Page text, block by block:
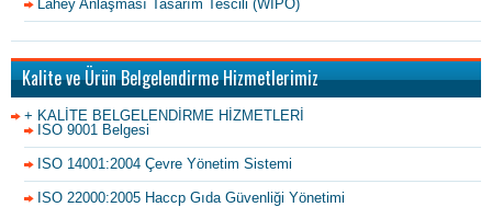
Lahey Anlaşması Tasarım Tescili (WIPO)
Kalite ve Ürün Belgelendirme Hizmetlerimiz
+ KALİTE BELGELENDİRME HİZMETLERİ
ISO 9001 Belgesi
ISO 14001:2004 Çevre Yönetim Sistemi
ISO 22000:2005 Haccp Gıda Güvenliği Yönetimi